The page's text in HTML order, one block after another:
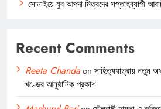
সোনাইয়ে যুব আপদা মিত্রদের সপ্তাহব্যাপী
Recent Comments
Reeta Chandaon সাহিত্যযাত্রায় নতুন
খণ্ডের আনুষ্ঠানিক প্রকাশ